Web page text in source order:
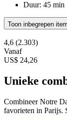
Duur: 45 min
Toon inbegrepen
4,6 (2.303)
Vanaf
US$ 24,26
Unieke
Combineer Notre
favorieten in Parijs.